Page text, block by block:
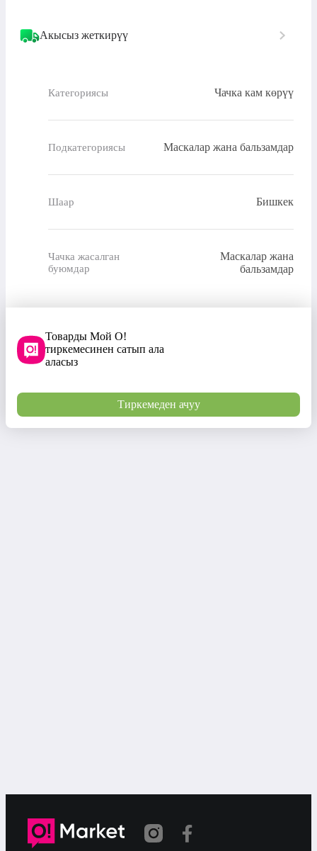
Акысыз жеткирүү
Категориясы Чачка кам көрүү
Подкатегориясы Маскалар жана бальзамдар
Шаар Бишкек
Чачка жасалган
буюмдар
Маскалар жана
бальзамдар
Товарды Мой О!
тиркемесинен сатып ала
аласыз
Тиркемеден ачуу